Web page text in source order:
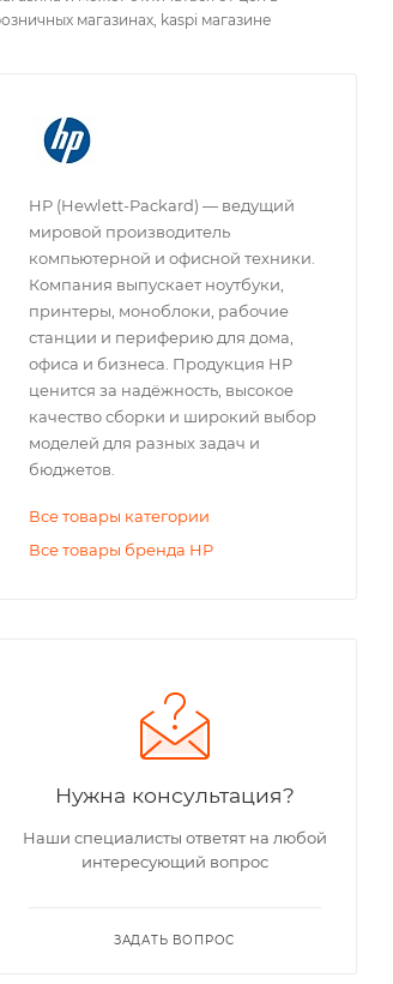
магазинах, kaspi магазине
HP (Hewlett-Packard) — ведущий
мировой производитель
компьютерной и офисной техники.
Компания выпускает ноутбуки,
принтеры, моноблоки, рабочие
станции и периферию для дома,
офиса и бизнеса. Продукция HP
ценится за надёжность, высокое
качество сборки и широкий выбор
моделей для разных задач и
бюджетов.
Все товары категории
Все товары бренда HP
Нужна консультация?
Наши специалисты ответят на любой
интересующий вопрос
ЗАДАТЬ ВОПРОС